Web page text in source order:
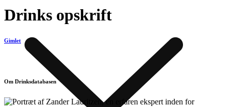
Drinks opskrift
Gimlet
Om Drinksdatabasen